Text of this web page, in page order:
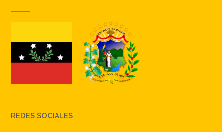
REDES SOCIALES